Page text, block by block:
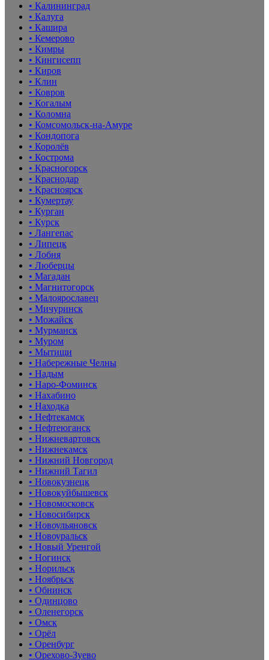
• Калининград
• Калуга
• Кашира
• Кемерово
• Кимры
• Кингисепп
• Киров
• Клин
• Ковров
• Когалым
• Коломна
• Комсомольск-на-Амуре
• Кондопога
• Королёв
• Кострома
• Красногорск
• Краснодар
• Красноярск
• Кумертау
• Курган
• Курск
• Лангепас
• Липецк
• Лобня
• Люберцы
• Магадан
• Магнитогорск
• Малоярославец
• Мичуринск
• Можайск
• Мурманск
• Муром
• Мытищи
• Набережные Челны
• Надым
• Наро-Фоминск
• Нахабино
• Находка
• Нефтекамск
• Нефтеюганск
• Нижневартовск
• Нижнекамск
• Нижний Новгород
• Нижний Тагил
• Новокузнецк
• Новокуйбышевск
• Новомосковск
• Новосибирск
• Новоульяновск
• Новоуральск
• Новый Уренгой
• Ногинск
• Норильск
• Ноябрьск
• Обнинск
• Одинцово
• Оленегорск
• Омск
• Орёл
• Оренбург
• Орехово-Зуево